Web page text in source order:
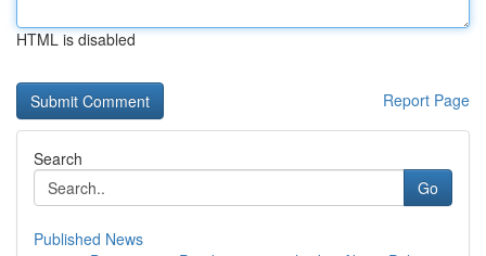
HTML is disabled
Report Page
Search
Go
Published News